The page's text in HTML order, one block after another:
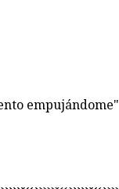
empujándome"